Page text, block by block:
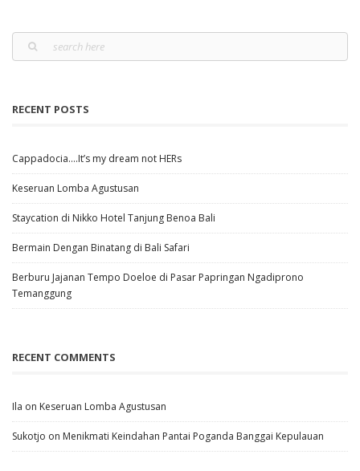
RECENT POSTS
Cappadocia….It’s my dream not HERs
Keseruan Lomba Agustusan
Staycation di Nikko Hotel Tanjung Benoa Bali
Bermain Dengan Binatang di Bali Safari
Berburu Jajanan Tempo Doeloe di Pasar Papringan Ngadiprono
Temanggung
RECENT COMMENTS
Ila on Keseruan Lomba Agustusan
Sukotjo on Menikmati Keindahan Pantai Poganda Banggai Kepulauan